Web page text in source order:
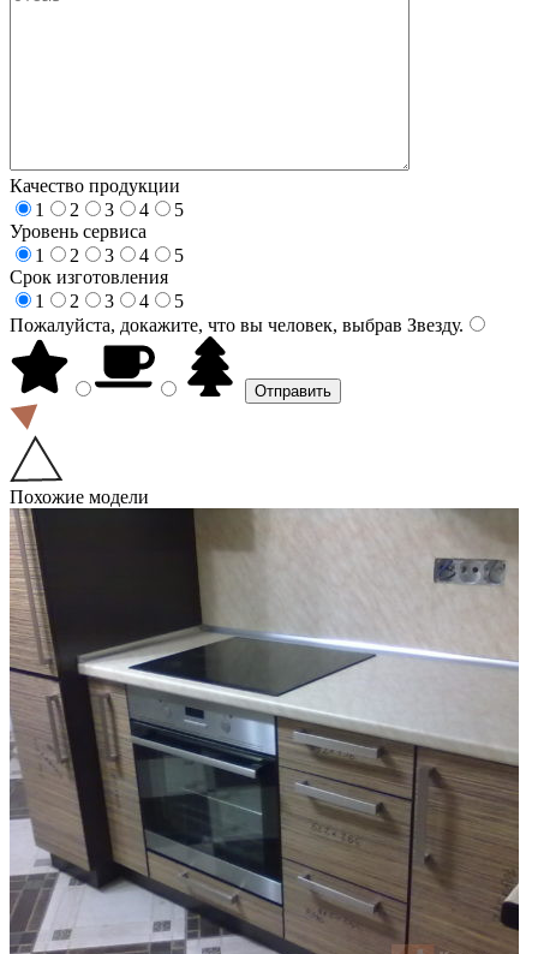
Качество продукции
1
2 3 4
5
Уровень сервиса
1
2 3 4
5
Срок изготовления
1
2 3 4
5
Пожалуйста, докажите, что вы человек, выбрав Звезду.
Похожие модели